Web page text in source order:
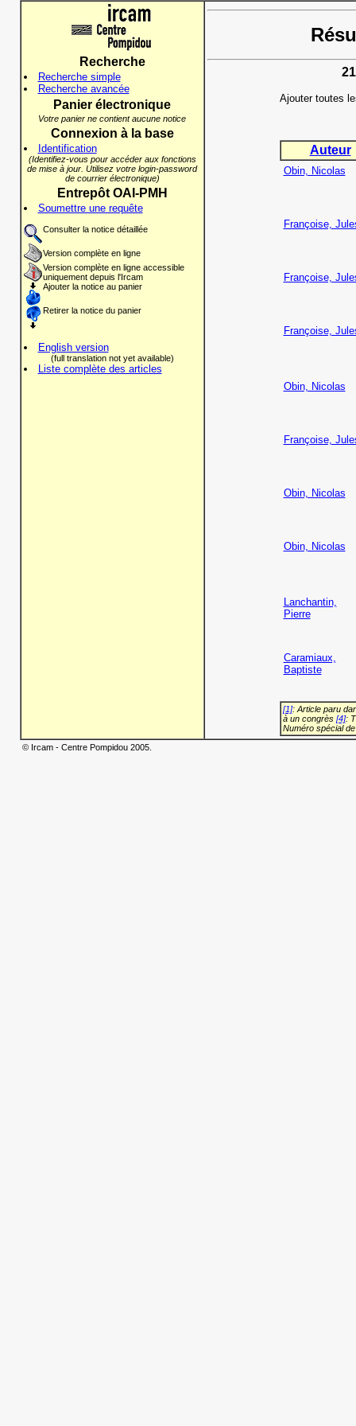
Recherche
Recherche simple
Recherche avancée
Panier électronique
Votre panier ne contient aucune notice
Connexion à la base
Identification
(Identifiez-vous pour accéder aux fonctions
de mise à jour. Utilisez votre login-password
de courrier électronique)
Entrepôt OAI-PMH
Soumettre une requête
Consulter la notice détaillée
Version complète en ligne
Version complète en ligne accessible
uniquement depuis l'Ircam
Ajouter la notice au panier
Retirer la notice du panier
English version
(full translation not yet available)
Liste complète des articles
Ajouter toutes
Auteur
Obin, Nicolas
Françoise,
Françoise,
Françoise,
Obin, Nicolas
Françoise,
Obin, Nicolas
Obin, Nicolas
Lanchantin,
Pierre
Caramiaux,
Baptiste
[1]: Article paru
à un congrès [4]:
Numéro spécial
© Ircam - Centre Pompidou 2005.